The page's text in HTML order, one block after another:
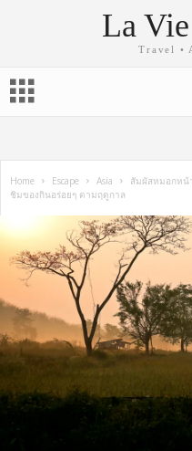
La
Travel •
Home Escape Asia
สัมผัสหมอกหน้
ชิมของกินอร่อยๆ ตามฤดูกาล